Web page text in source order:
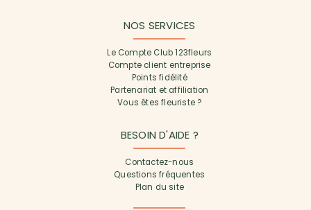
NOS SERVICES
Le Compte Club 123fleurs
Compte client entreprise
Points fidélité
Partenariat et affiliation
Vous êtes fleuriste ?
BESOIN D'AIDE ?
Contactez-nous
Questions fréquentes
Plan du site